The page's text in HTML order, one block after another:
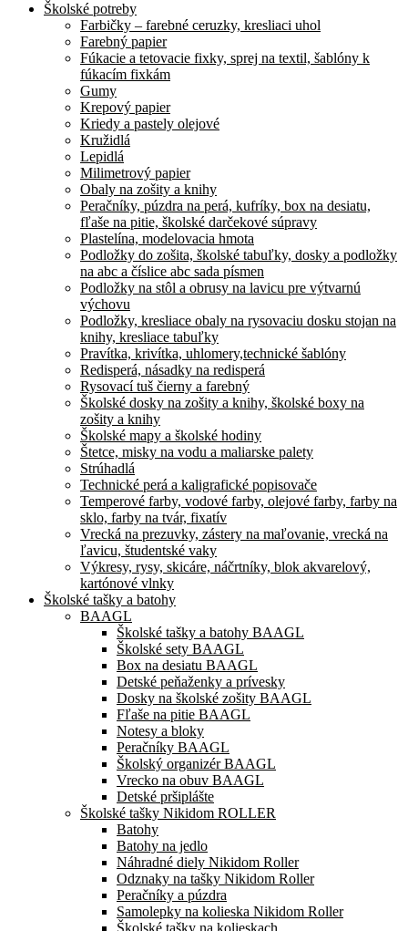
Školské potreby
Farbičky – farebné ceruzky, kresliaci uhol
Farebný papier
Fúkacie a tetovacie fixky, sprej na textil, šablóny k
fúkacím fixkám
Gumy
Krepový papier
Kriedy a pastely olejové
Kružidlá
Lepidlá
Milimetrový papier
Obaly na zošity a knihy
Peračníky, púzdra na perá, kufríky, box na desiatu,
fľaše na pitie, školské darčekové súpravy
Plastelína, modelovacia hmota
Podložky do zošita, školské tabuľky, dosky a podložky
na abc a číslice abc sada písmen
Podložky na stôl a obrusy na lavicu pre výtvarnú
výchovu
Podložky, kresliace obaly na rysovaciu dosku stojan na
knihy, kresliace tabuľky
Pravítka, krivítka, uhlomery,technické šablóny
Redisperá, násadky na redisperá
Rysovací tuš čierny a farebný
Školské dosky na zošity a knihy, školské boxy na
zošity a knihy
Školské mapy a školské hodiny
Štetce, misky na vodu a maliarske palety
Strúhadlá
Technické perá a kaligrafické popisovače
Temperové farby, vodové farby, olejové farby, farby na
sklo, farby na tvár, fixatív
Vrecká na prezuvky, zástery na maľovanie, vrecká na
ľavicu, študentské vaky
Výkresy, rysy, skicáre, náčrtníky, blok akvarelový,
kartónové vlnky
Školské tašky a batohy
BAAGL
Školské tašky a batohy BAAGL
Školské sety BAAGL
Box na desiatu BAAGL
Detské peňaženky a prívesky
Dosky na školské zošity BAAGL
Fľaše na pitie BAAGL
Notesy a bloky
Peračníky BAAGL
Školský organizér BAAGL
Vrecko na obuv BAAGL
Detské pršiplášte
Školské tašky Nikidom ROLLER
Batohy
Batohy na jedlo
Náhradné diely Nikidom Roller
Odznaky na tašky Nikidom Roller
Peračníky a púzdra
Samolepky na kolieska Nikidom Roller
Školské tašky na kolieskach